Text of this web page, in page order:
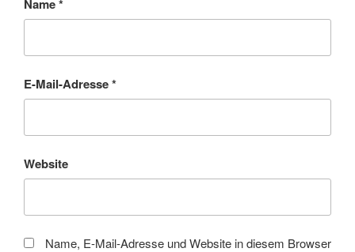
Name*
E-Mail-Adresse*
Website
Name, E-Mail-Adresse und Website in diesem Browser